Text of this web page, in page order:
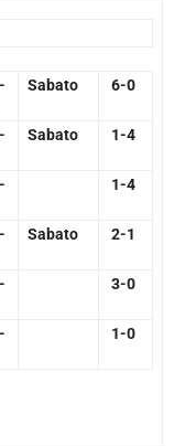
Sabato 6-0
Sabato 1-4
1-4
Sabato 2-1
3-0
1-0